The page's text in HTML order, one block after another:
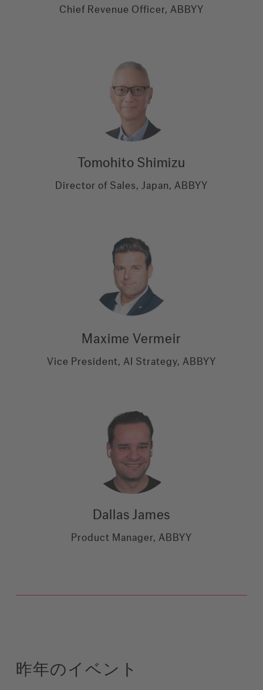
Chief Revenue Officer, ABBYY
Tomohito Shimizu
Director of Sales, Japan, ABBYY
Maxime Vermeir
Vice President, AI Strategy, ABBYY
Dallas James
Product Manager, ABBYY
昨年のイベント